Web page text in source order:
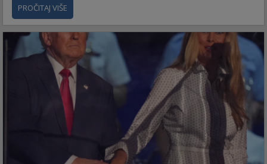
PROČITAJ VIŠE